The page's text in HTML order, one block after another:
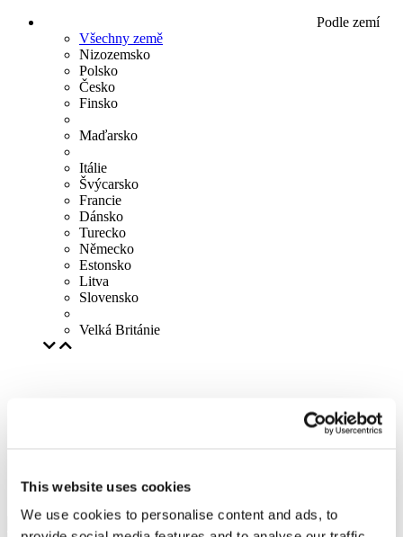
This website uses cookies
We use cookies to personalise content and ads, to
Podle zemí
Všechny země
Nizozemsko
Polsko
Česko
Finsko
Maďarsko
Itálie
Švýcarsko
Francie
Dánsko
Turecko
Německo
Estonsko
Litva
Slovensko
Velká Británie